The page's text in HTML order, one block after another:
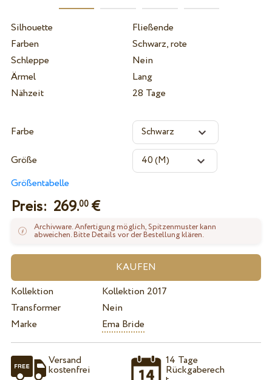
Silhouette
Fließende
Farben
Schwarz, rote
Schleppe
Nein
Ärmel
Lang
Nähzeit
28 Tage
Farbe
Größe
Größentabelle
Preis: 269.00€
Archivware. Anfertigung möglich, Spitzenmuster kann
abweichen. Bitte Details vor der Bestellung klären.
Kollektion
Kollektion 2017
Transformer
Nein
Marke
Ema Bride
Versand
kostenfrei
14 Tage
Rückgaberech